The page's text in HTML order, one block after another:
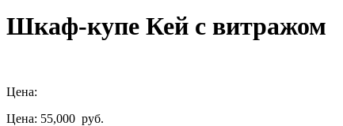
Шкаф-купе Кей с витражом
Цена:
Цена: 55,000 руб.